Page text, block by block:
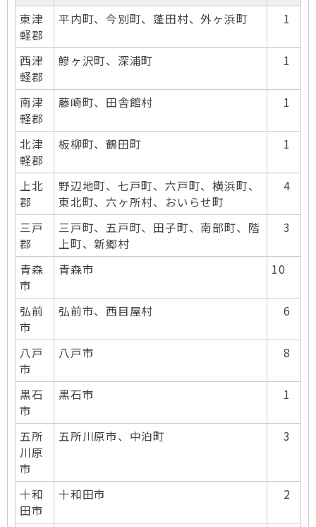
東津
軽郡
平内町、今別町、蓬田村、外ヶ浜町 1
西津
軽郡
鰺ヶ沢町、深浦町 1
南津
軽郡
藤崎町、田舎館村 1
北津
軽郡
板柳町、鶴田町 1
上北
郡
野辺地町、七戸町、六戸町、横浜町、
東北町、六ヶ所村、おいらせ町
4
三戸
郡
三戸町、五戸町、田子町、南部町、階
上町、新郷村
3
青森
市
青森市 10
弘前
市
弘前市、西目屋村 6
八戸
市
八戸市 8
黒石
市
黒石市 1
五所
川原
市
五所川原市、中泊町 3
十和
田市
十和田市 2